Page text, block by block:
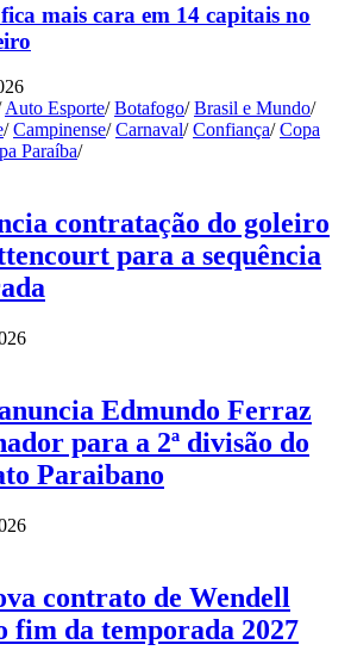
mais cara em 14 capitais no
Auto Esporte/ Botafogo/ Brasil e Mundo/
/ Campinense/ Carnaval/ Confiança/ Copa
Paraíba/
contratação do goleiro
para a sequência
Edmundo Ferraz
para a 2ª divisão do
Paraibano
contrato de Wendell
fim da temporada 2027